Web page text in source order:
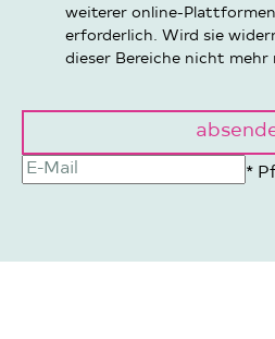
weiterer online-Plattformen
erforderlich. Wird sie
dieser Bereiche nicht mehr
*